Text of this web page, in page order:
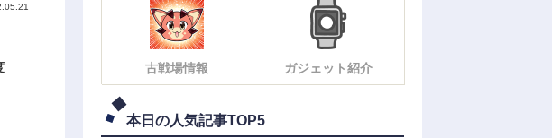
古戦場情報 ガジェット紹介
本日の人気記事TOP5